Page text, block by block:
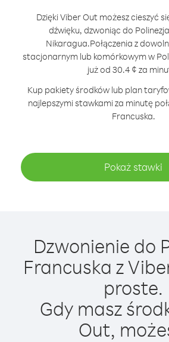
Dzięki Viber Out możesz cieszyć
dźwięku, dzwoniąc do
Nikaragua.Połączenia z
stacjonarnym lub komórkowym w
już od 30.4 ¢ za
Kup pakiety środków lub plan
najlepszymi stawkami za minutę
Francuska.
Pokaż stawki
Dzwonienie do
Francuska z
proste.
Gdy masz
Out,